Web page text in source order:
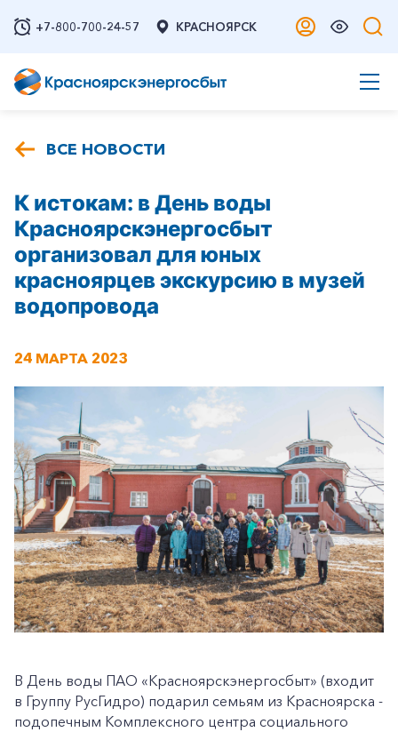
+7-800-700-24-57 КРАСНОЯРСК
ВСЕ НОВОСТИ
К истокам: в День воды
Красноярскэнергосбыт
организовал для юных
красноярцев экскурсию в музей
водопровода
24 МАРТА 2023
В День воды ПАО «Красноярскэнергосбыт» (входит
в Группу РусГидро) подарил семьям из Красноярска -
подопечным Комплексного центра социального